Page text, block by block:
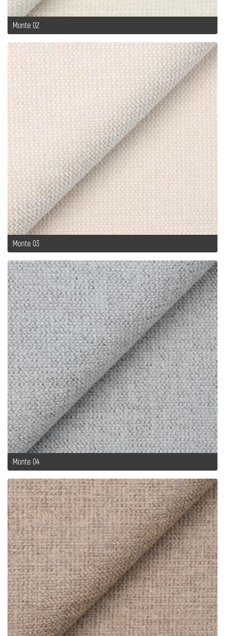
Monte 02
Monte 03
Monte 04